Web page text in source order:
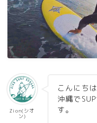
Zion(シオ
ン)
こんにち
沖縄で
す。